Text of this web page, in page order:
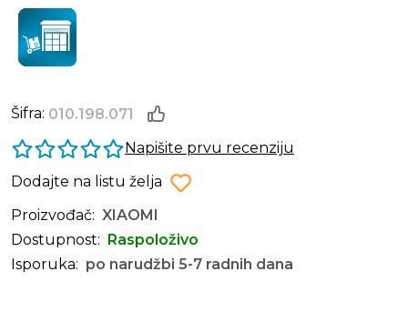
Šifra: 010.198.071
Napišite prvu recenziju
Dodajte na listu želja
Proizvođač: XIAOMI
Dostupnost:
Raspoloživo
Isporuka: po narudžbi 5-7 radnih dana